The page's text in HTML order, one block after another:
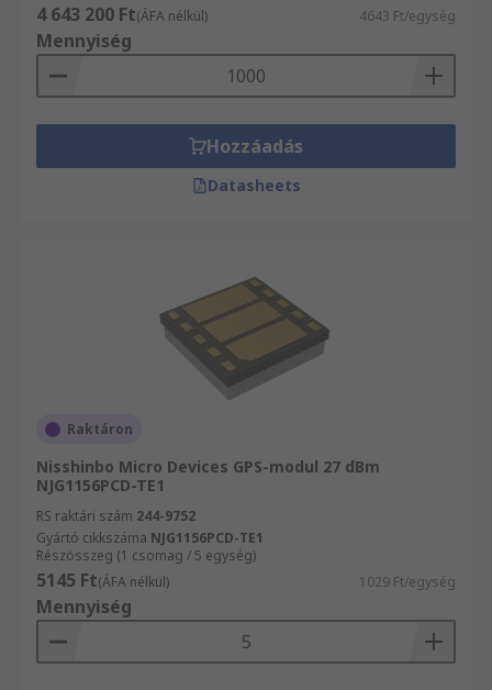
4 643 200 Ft(ÁFA nélkül) 4643 Ft/egység
Mennyiség
Hozzáadás
Datasheets
Raktáron
Nisshinbo Micro Devices GPS-modul 27 dBm
NJG1156PCD-TE1
RS raktári szám 244-9752
Gyártó cikkszáma NJG1156PCD-TE1
Részösszeg (1 csomag / 5 egység)
5145 Ft(ÁFA nélkül) 1029 Ft/egység
Mennyiség